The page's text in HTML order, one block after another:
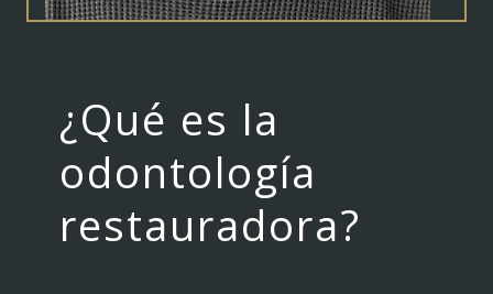
¿Qué es la
odontología
restauradora?